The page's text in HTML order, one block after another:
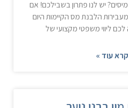
יש לנו פתרון בשבילכם! אם
הלבנת מס הקיימות היום
ליווי משפטי מקצועי של
קרא עוד »